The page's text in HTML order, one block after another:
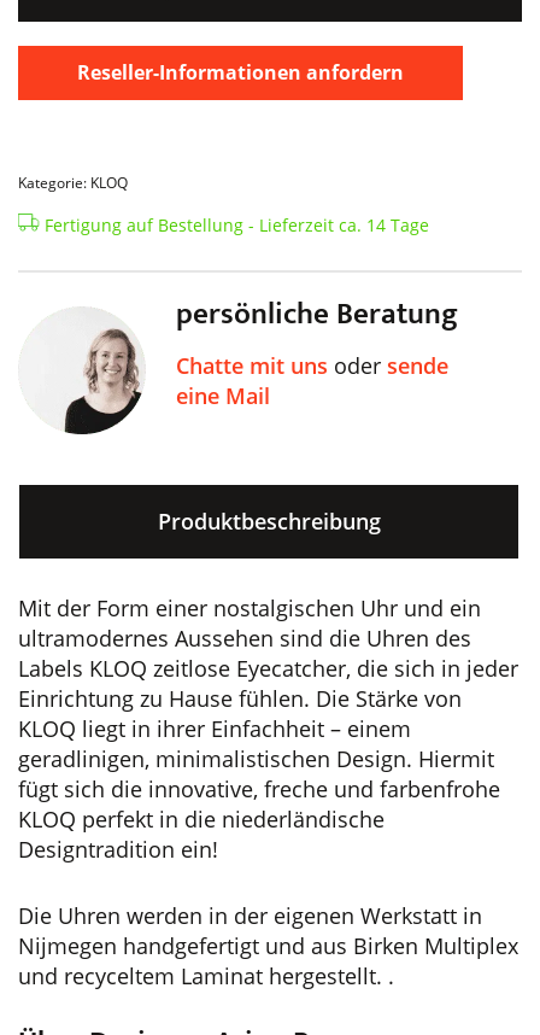
Reseller-Informationen anfordern
Kategorie: KLOQ
Fertigung auf Bestellung - Lieferzeit ca. 14 Tage
persönliche Beratung
Chatte mit uns oder sende
eine Mail
Produktbeschreibung
Mit der Form einer nostalgischen Uhr und ein
ultramodernes Aussehen sind die Uhren des
Labels KLOQ zeitlose Eyecatcher, die sich in jeder
Einrichtung zu Hause fühlen. Die Stärke von
KLOQ liegt in ihrer Einfachheit – einem
geradlinigen, minimalistischen Design. Hiermit
fügt sich die innovative, freche und farbenfrohe
KLOQ perfekt in die niederländische
Designtradition ein!
Die Uhren werden in der eigenen Werkstatt in
Nijmegen handgefertigt und aus Birken Multiplex
und recyceltem Laminat hergestellt. .